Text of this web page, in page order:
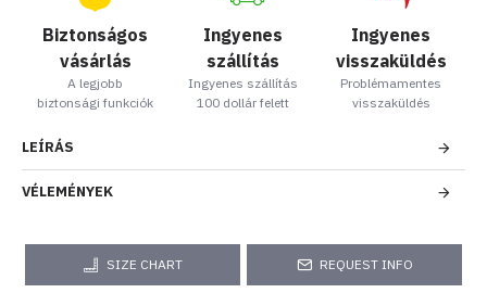
Biztonságos
vásárlás
A legjobb
biztonsági funkciók
Ingyenes
szállítás
Ingyenes szállítás
100 dollár felett
Ingyenes
visszaküldés
Problémamentes
visszaküldés
LEÍRÁS
VÉLEMÉNYEK
SIZE CHART REQUEST INFO